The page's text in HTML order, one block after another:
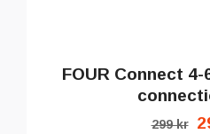
FOUR Connect 4-
299 kr